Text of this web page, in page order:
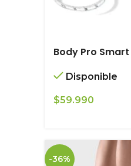
Body Pro
Disponible
$59.990
-36%